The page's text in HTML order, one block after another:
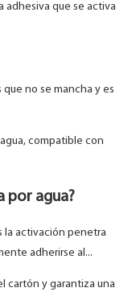
adhesiva que se activa
no se mancha y es
por agua?
la activación penetra
adherirse al...
cartón y garantiza una